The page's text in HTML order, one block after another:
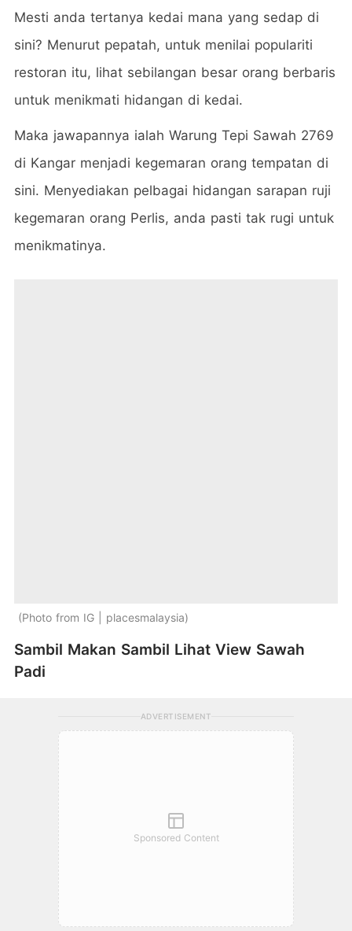
Mesti anda tertanya kedai mana yang sedap di
sini? Menurut pepatah, untuk menilai populariti
restoran itu, lihat sebilangan besar orang berbaris
untuk menikmati hidangan di kedai.
Maka jawapannya ialah Warung Tepi Sawah 2769
di Kangar menjadi kegemaran orang tempatan di
sini. Menyediakan pelbagai hidangan sarapan ruji
kegemaran orang Perlis, anda pasti tak rugi untuk
menikmatinya.
Photo from IG | placesmalaysia
Sambil Makan Sambil Lihat View Sawah
Padi
ADVERTISEMENT
Sponsored Content